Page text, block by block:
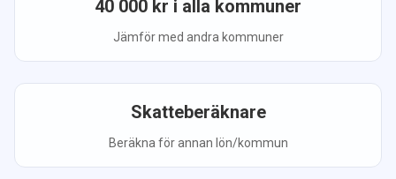
40 000 kr i alla kommuner
Jämför med andra kommuner
Skatteberäknare
Beräkna för annan lön/kommun